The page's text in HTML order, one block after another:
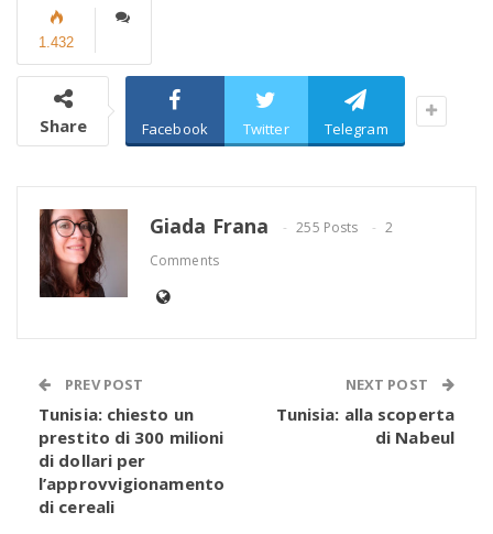
1.432
Share Facebook Twitter Telegram
Giada Frana 255 Posts
2
Comments
PREV POST
Tunisia: chiesto un
prestito di 300 milioni
di dollari per
l’approvvigionamento
di cereali
NEXT POST
Tunisia: alla scoperta
di Nabeul